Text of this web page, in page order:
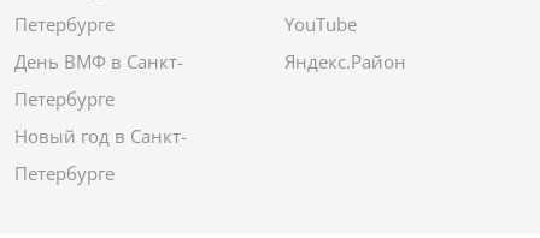
Петербурге
День ВМФ в Санкт-
Петербурге
Новый год в Санкт-
Петербурге
YouTube
Яндекс.Район